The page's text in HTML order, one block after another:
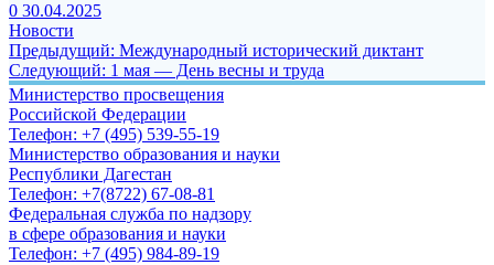
0 30.04.2025
Новости
Навигация
по
записям
Предыдущий: Предыдущая
запись:
Международный исторический диктант
Следующий: Следующая
запись:
1 мая — День весны и труда
Министерство просвещения
Российской Федерации
Телефон: +7 (495) 539-55-19
Министерство образования и науки
Республики Дагестан
Телефон: +7(8722) 67-08-81
Федеральная служба по надзору
в сфере образования и науки
Телефон: +7 (495) 984-89-19